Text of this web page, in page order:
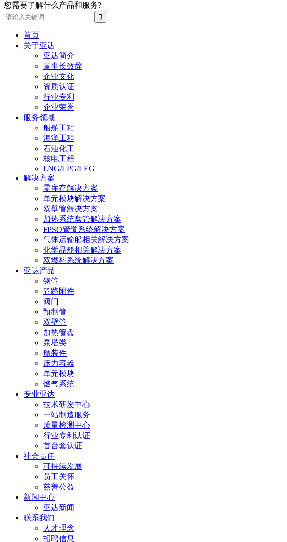
您需要了解什么产品和服务?
首页
关于亚达
亚达简介
董事长致辞
企业文化
资质认证
行业专利
企业荣誉
服务领域
船舶工程
海洋工程
石油化工
核电工程
LNG/LPG/LEG
解决方案
零库存解决方案
单元模块解决方案
双壁管解决方案
加热系统盘管解决方案
FPSO管道系统解决方案
气体运输船相关解决方案
化学品船相关解决方案
双燃料系统解决方案
亚达产品
钢管
管路附件
阀门
预制管
双壁管
加热管盘
泵塔类
舾装件
压力容器
单元模块
燃气系统
专业亚达
技术研发中心
一站制造服务
质量检测中心
行业专利认证
首台套认证
社会责任
可持续发展
员工关怀
慈善公益
新闻中心
亚达新闻
联系我们
人才理念
招聘信息